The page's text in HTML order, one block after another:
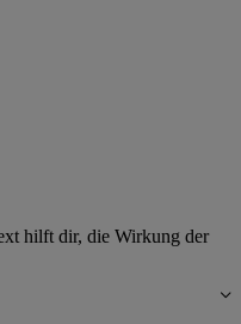
hilft dir, die Wirkung der